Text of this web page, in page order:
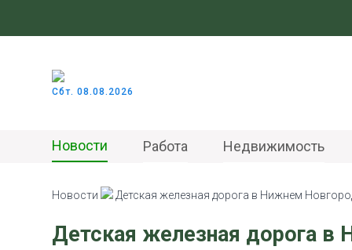
Сбт. 08.08.2026
Новости Работа Недвижимость
Новости Детская железная дорога в Нижнем
Детская железная дорога